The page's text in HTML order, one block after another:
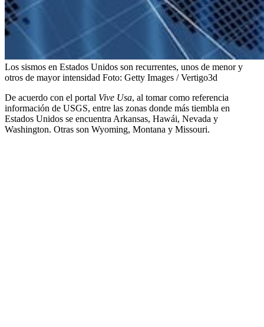
Los sismos en Estados Unidos son recurrentes, unos de menor y
otros de mayor intensidad Foto: Getty Images / Vertigo3d
De acuerdo con el portal Vive Usa, al tomar como referencia
información de USGS, entre las zonas donde más tiembla en
Estados Unidos se encuentra Arkansas, Hawái, Nevada y
Washington. Otras son Wyoming, Montana y Missouri.